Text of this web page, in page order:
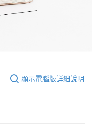
顯示電腦版詳細說明